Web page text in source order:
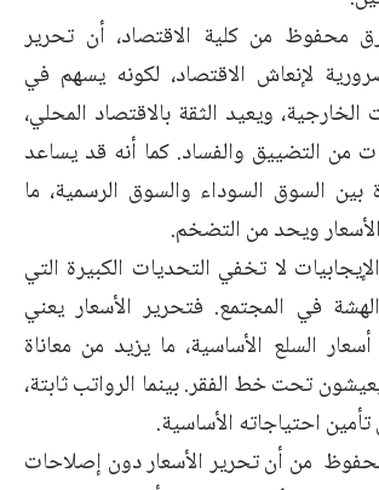
محفوظ من كلية الاقتصاد، أن تحرير
لإنعاش الاقتصاد، لكونه يسهم في
ويعيد الثقة بالاقتصاد المحلي،
من التضييق والفساد. كما أنه قد يساعد
السوق السوداء والسوق الرسمية، ما
ويحد من التضخم.
لا تخفي التحديات الكبيرة التي
في المجتمع. فتحرير الأسعار يعني
السلع الأساسية، ما يزيد من معاناة
تحت خط الفقر. بينما الرواتب ثابتة،
احتياجاته الأساسية.
من أن تحرير الأسعار دون إصلاحات